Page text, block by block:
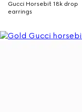
Gucci Horsebit 18k drop
earrings